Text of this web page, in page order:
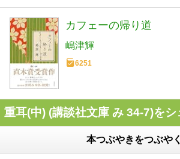
カフェーの帰り道
嶋津輝
6251
重耳(中) (講談社文庫 み 34-7)をシ
本つぶやきをつぶやく